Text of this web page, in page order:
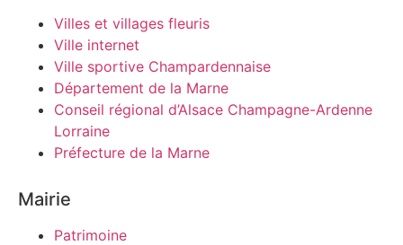
Villes et villages fleuris
Ville internet
Ville sportive Champardennaise
Département de la Marne
Conseil régional d’Alsace Champagne-Ardenne
Lorraine
Préfecture de la Marne
Mairie
Patrimoine